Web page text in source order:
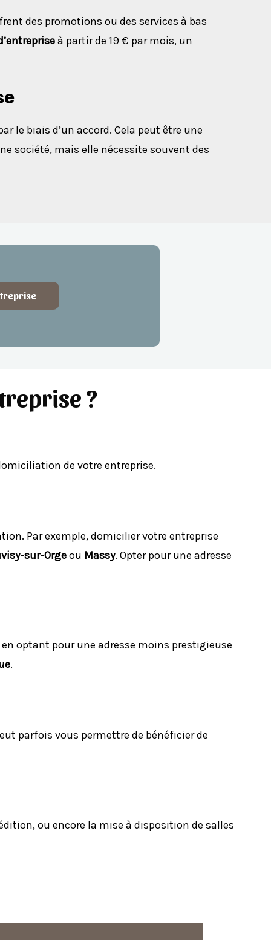
des promotions ou des services à bas
à partir de 19 € par mois, un
le biais d’un accord. Cela peut être une
société, mais elle nécessite souvent des
?
de votre entreprise.
Par exemple, domicilier votre entreprise
sur-Orgeou Massy. Opter pour une adresse
optant pour une adresse moins prestigieuse
.
parfois vous permettre de bénéficier de
ou encore la mise à disposition de salles